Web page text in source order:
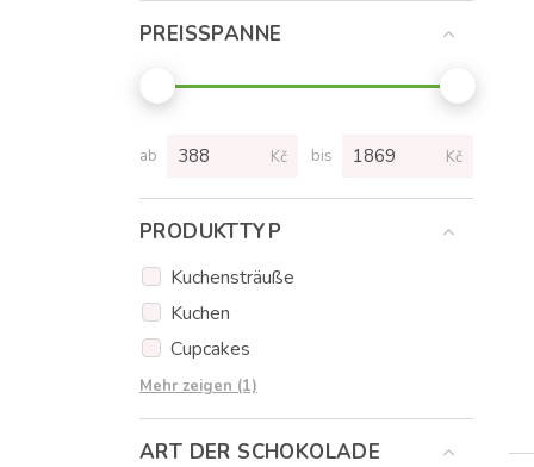
PREISSPANNE
ab Kč bis Kč
PRODUKTTYP
Kuchensträuße
Kuchen
Cupcakes
Kuchen-Eis am Stiel
Mehr zeigen (1)
ART DER SCHOKOLADE